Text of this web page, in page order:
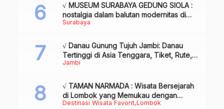
Surabaya
√ MUSEUM SURABAYA GEDUNG SIOLA :
nostalgia dalam balutan modernitas di
tengah kota pahlawan, Review & Info
Jambi
√ Danau Gunung Tujuh Jambi: Danau
Tertinggi di Asia Tenggara, Tiket, Rute,
Daya Tarik & Tips Lengkap
Destinasi Wisata Favorit Lombok
√ TAMAN NARMADA : Wisata Bersejarah
di Lombok yang Memukau dengan
Keindahan Alam & Budaya